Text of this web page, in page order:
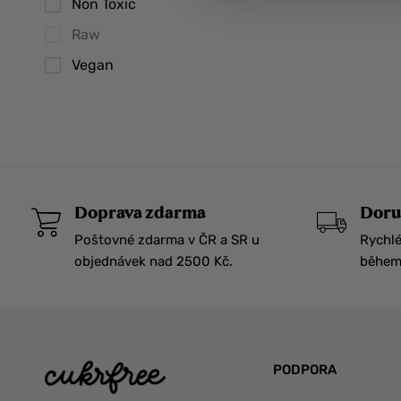
Aromastick
Arte Legno
Belvas
Benecos
Biorythme
Non Toxic
Raw
Vegan
Doprava zdarma
Poštovné zdarma v ČR a SR u
objednávek nad 2500 Kč.
PODPORA